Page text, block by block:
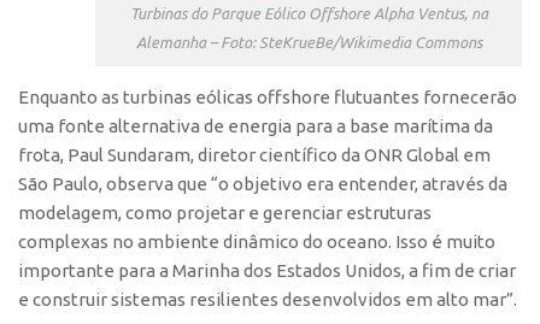
Conexão USP
Conexão Inter-USP
Banco de Patentes
Patentes em Destaque
Inteligência Competitiva
Showroom de Tecnologias
Empreendedorismo
Jornada Empreendedora
Turbinas do Parque Eólico Offshore Alpha Ventus, na
Alemanha – Foto: SteKrueBe/Wikimedia Commons
Enquanto as turbinas eólicas offshore flutuantes fornecerão
uma fonte alternativa de energia para a base marítima da
frota, Paul Sundaram, diretor científico da ONR Global em
São Paulo, observa que “o objetivo era entender, através da
modelagem, como projetar e gerenciar estruturas
complexas no ambiente dinâmico do oceano. Isso é muito
importante para a Marinha dos Estados Unidos, a fim de criar
e construir sistemas resilientes desenvolvidos em alto mar”.